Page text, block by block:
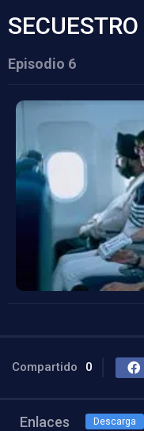
Episodio 6
Compartido 0
Enlaces Descarga